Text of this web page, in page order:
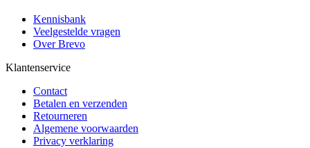
Kennisbank
Veelgestelde vragen
Over Brevo
Klantenservice
Contact
Betalen en verzenden
Retourneren
Algemene voorwaarden
Privacy verklaring